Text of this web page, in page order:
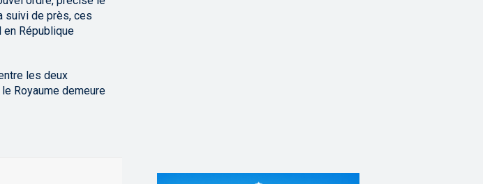
suivi de près, ces
République
les deux
Royaume demeure